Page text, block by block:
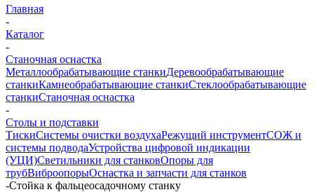
Главная
-
Каталог
-
Станочная оснастка
Металлообрабатывающие станкиДеревообрабатывающие
станкиКамнеобрабатывающие станкиСтеклообрабатывающие
станкиСтаночная оснастка
-
Столы и подставки
ТискиСистемы очистки воздухаРежущий инструментСОЖ и
системы подводаУстройства цифровой индикации
(УЦИ)Светильники для станковОпоры для
трубВиброопорыОснастка и запчасти для станков
-Стойка к фальцеосадочному станку